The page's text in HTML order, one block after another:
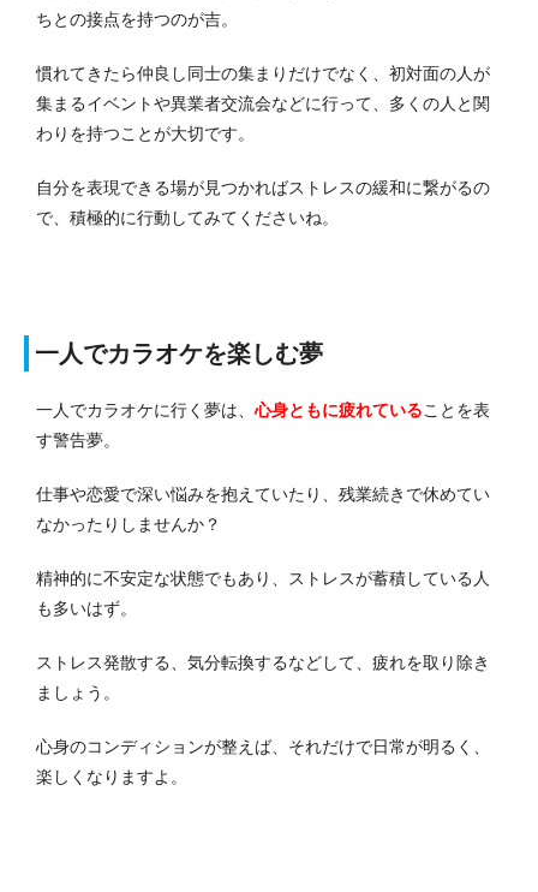
ちとの接点を持つのが吉。
慣れてきたら仲良し同士の集まりだけでなく、初対面の人が
集まるイベントや異業者交流会などに行って、多くの人と関
わりを持つことが大切です。
自分を表現できる場が見つかればストレスの緩和に繋がるの
で、積極的に行動してみてくださいね。
一人でカラオケを楽しむ夢
一人でカラオケに行く夢は、 心身ともに疲れていることを表
す警告夢。
仕事や恋愛で深い悩みを抱えていたり、残業続きで休めてい
なかったりしませんか？
精神的に不安定な状態でもあり、ストレスが蓄積している人
も多いはず。
ストレス発散する、気分転換するなどして、疲れを取り除き
ましょう。
心身のコンディションが整えば、それだけで日常が明るく、
楽しくなりますよ。